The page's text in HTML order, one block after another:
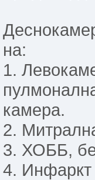
на:
1.
камера.
2.
3. ХОББ,
4. Инфаркт